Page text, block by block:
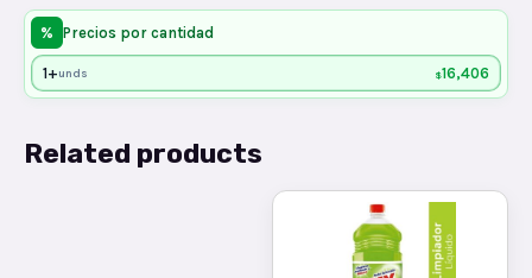
% Precios por cantidad
1+unds $16,406
Related products